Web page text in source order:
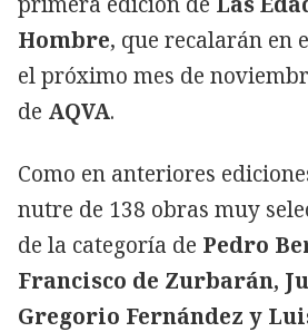
Hombre, que recalarán en
el próximo mes de
de AQVA.
Como en anteriores
nutre de 138 obras muy
de la categoría de Pedro
Francisco de Zurbarán,
Gregorio Fernández y